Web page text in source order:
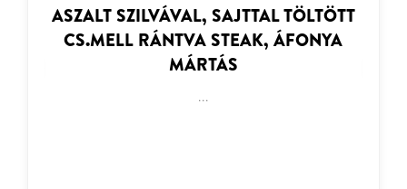
ASZALT SZILVÁVAL, SAJTTAL TÖLTÖTT
CS.MELL RÁNTVA STEAK, ÁFONYA
MÁRTÁS
...